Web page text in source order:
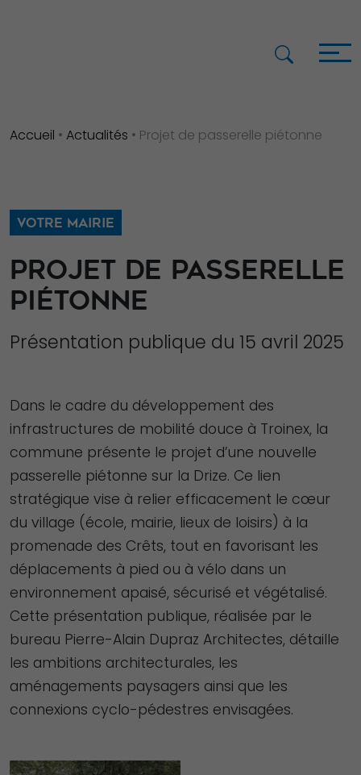
Accueil • Actualités • Projet de passerelle piétonne
VOTRE MAIRIE
PROJET DE PASSERELLE
PIÉTONNE
Présentation publique du 15 avril 2025
Dans le cadre du développement des
infrastructures de mobilité douce à Troinex, la
commune présente le projet d’une nouvelle
passerelle piétonne sur la Drize. Ce lien
stratégique vise à relier efficacement le cœur
du village (école, mairie, lieux de loisirs) à la
promenade des Crêts, tout en favorisant les
déplacements à pied ou à vélo dans un
environnement apaisé, sécurisé et végétalisé.
Cette présentation publique, réalisée par le
bureau Pierre-Alain Dupraz Architectes, détaille
les ambitions architecturales, les
aménagements paysagers ainsi que les
connexions cyclo-pédestres envisagées.